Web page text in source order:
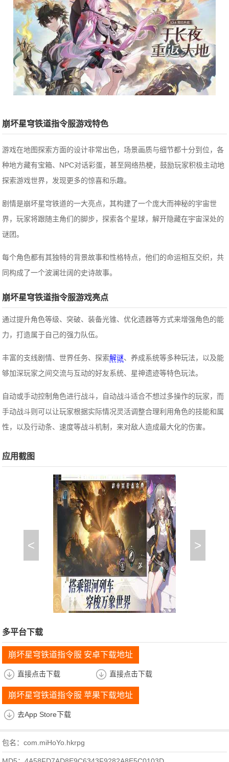
崩坏星穹铁道指令服游戏特色
游戏在地图探索方面的设计非常出色，场景画质与细节都十分到位，各
种地方藏有宝箱、NPC对话彩蛋，甚至网络热梗，鼓励玩家积极主动地
探索游戏世界，发现更多的惊喜和乐趣。
剧情是崩坏星穹铁道的一大亮点，其构建了一个庞大而神秘的宇宙世
界，玩家将跟随主角们的脚步，探索各个星球，解开隐藏在宇宙深处的
谜团。
每个角色都有其独特的背景故事和性格特点，他们的命运相互交织，共
同构成了一个波澜壮阔的史诗故事。
崩坏星穹铁道指令服游戏亮点
通过提升角色等级、突破、装备光锥、优化遗器等方式来增强角色的能
力，打造属于自己的强力队伍。
丰富的支线剧情、世界任务、探索解谜、养成系统等多种玩法，以及能
够加深玩家之间交流与互动的好友系统、星神遗迹等特色玩法。
自动或手动控制角色进行战斗，自动战斗适合不想过多操作的玩家，而
手动战斗则可以让玩家根据实际情况灵活调整合理利用角色的技能和属
性，以及行动条、速度等战斗机制，来对敌人造成最大化的伤害。
应用截图
< >
多平台下载
崩坏星穹铁道指令服 安卓下载地址
直接点击下载 直接点击下载
崩坏星穹铁道指令服 苹果下载地址
去App Store下载
包名：com.miHoYo.hkrpg